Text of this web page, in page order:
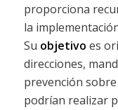
proporciona
la
Su objetivo es
direcciones,
prevención
podrían realizar